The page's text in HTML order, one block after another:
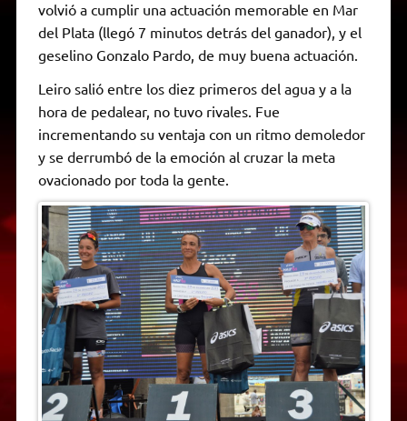
volvió a cumplir una actuación memorable en Mar
del Plata (llegó 7 minutos detrás del ganador), y el
geselino Gonzalo Pardo, de muy buena actuación.
Leiro salió entre los diez primeros del agua y a la
hora de pedalear, no tuvo rivales. Fue
incrementando su ventaja con un ritmo demoledor
y se derrumbó de la emoción al cruzar la meta
ovacionado por toda la gente.